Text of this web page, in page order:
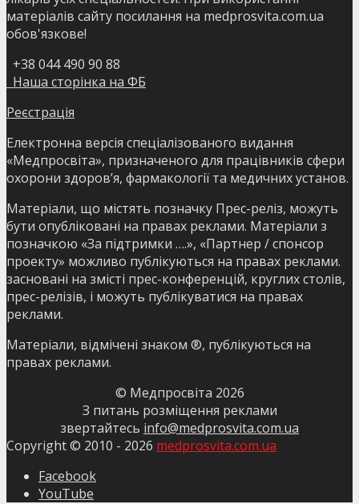
матеріалів сайту посилання на medprosvita.com.ua
обов'язкове!
+38 044 490 90 88
Наша сторінка на ФБ
Реєстрація
Електронна версія спеціалізованого видання
«Медпросвіта», призначеного для працівників сфери
охорони здоров’я, фармакології та медичних установ.
Матеріали, що містять позначку Прес-реліз, можуть
бути опубліковані на правах реклами. Матеріали з
позначкою «За підтримки ….», «Партнер / спонсор
проекту» можливо публікуються на правах реклами.
засновані на змісті прес-конференцій, круглих столів,
прес-релізів, і можуть публікуватися на правах
реклами.
Матеріали, відмічені знаком ®, публікуються на
правах реклами.
© Медпросвіта 2026
З питань розміщення реклами
звертайтесь info@medprosvita.com.ua
Copyright © 2010 - 2026 medprosvita.com.ua
Facebook
YouTube